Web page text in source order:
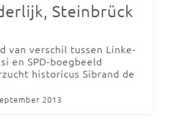
Steinbrück
van verschil tussen Linke-
en SPD-boegbeeld
historicus Sibrand de
2013